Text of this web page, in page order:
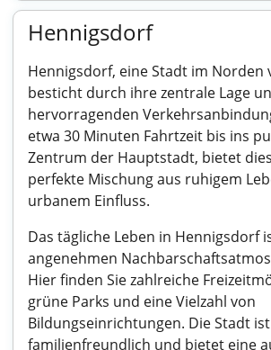
Hennigsdorf
Hennigsdorf, eine Stadt im Norden
besticht durch ihre zentrale Lage
hervorragenden
etwa 30 Minuten Fahrtzeit bis ins
Zentrum der Hauptstadt, bietet
perfekte Mischung aus ruhigem
urbanem Einfluss.
Das tägliche Leben in Hennigsdorf
angenehmen
Hier finden Sie zahlreiche
grüne Parks und eine Vielzahl von
Bildungseinrichtungen. Die Stadt
familienfreundlich und bietet eine